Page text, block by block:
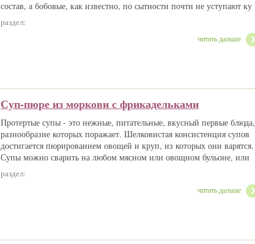
состав, а бобовые, как известно, по сытности почти не уступают ку
раздел:
читать дальше
Суп-пюре из моркови с фрикадельками
Протертые супы - это нежные, питательные, вкусный первые блюда,
разнообразие которых поражает. Шелковистая консистенция супов
достигается пюрированием овощей и круп, из которых они варятся.
Супы можно сварить на любом мясном или овощном бульоне, или
раздел:
читать дальше